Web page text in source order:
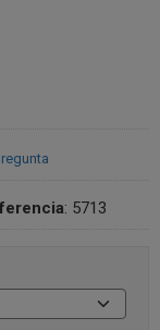
: 5713